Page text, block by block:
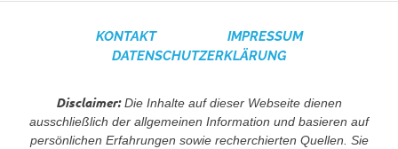
KONTAKT
IMPRESSUM
DATENSCHUTZERKLÄRUNG
Disclaimer:Die Inhalte auf dieser Webseite dienen
ausschließlich der allgemeinen Information und basieren auf
persönlichen Erfahrungen sowie recherchierten Quellen. Sie